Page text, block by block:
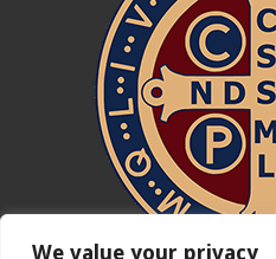
We value your privacy